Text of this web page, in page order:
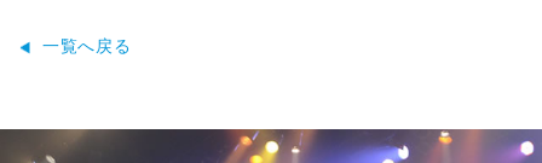
一覧へ戻る